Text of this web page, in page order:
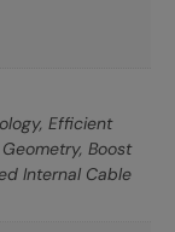
Efficient
Boost
Internal Cable